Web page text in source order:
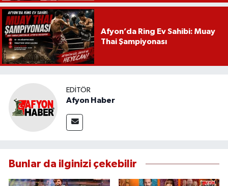
Afyon’da Ring Ev Sahibi: Muay
Thai Şampiyonası
EDITÖR
Afyon Haber
Bunlar da ilginizi çekebilir